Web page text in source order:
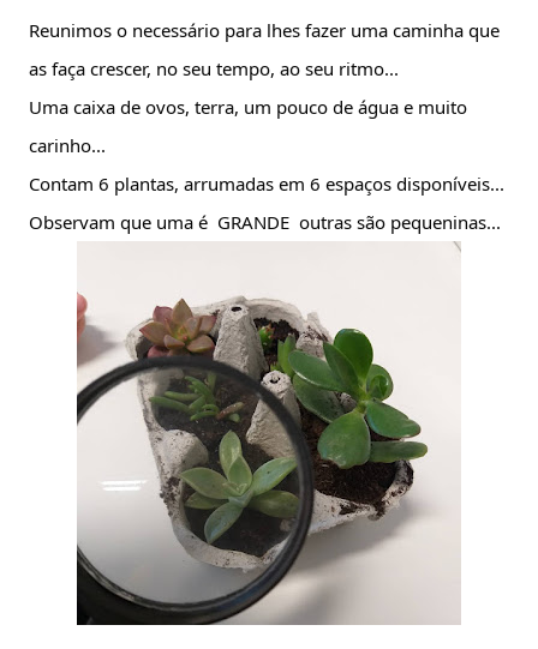
Reunimos o necessário para lhes fazer uma caminha que
as faça crescer, no seu tempo, ao seu ritmo...
Uma caixa de ovos, terra, um pouco de água e muito
carinho...
Contam 6 plantas, arrumadas em 6 espaços disponíveis...
Observam que uma é  GRANDE  outras são pequeninas...